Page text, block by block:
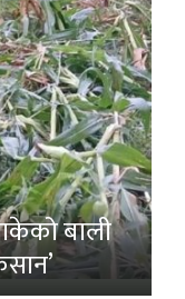
बाली